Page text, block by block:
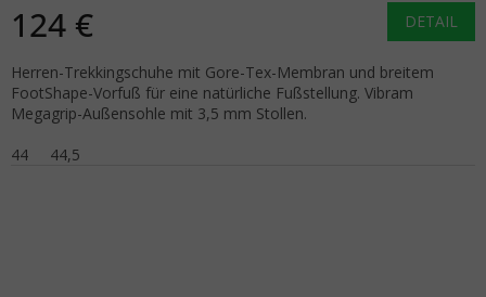
124 € DETAIL
Herren-Trekkingschuhe mit Gore-Tex-Membran und breitem
FootShape-Vorfuß für eine natürliche Fußstellung. Vibram
Megagrip-Außensohle mit 3,5 mm Stollen.
44
44,5